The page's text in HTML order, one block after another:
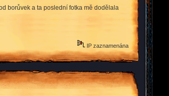
borůvek a ta poslední fotka mě dodělala
IP zaznamenána